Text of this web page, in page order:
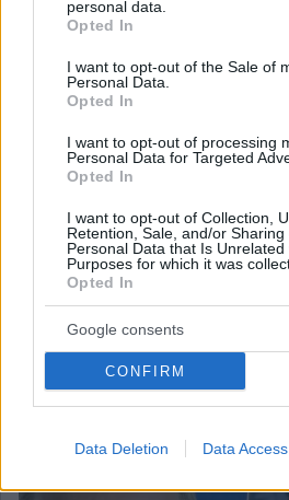
grant or deny consent to Google
use your data for below specified
consent section.
personal data.
Opted In
I want to opt-out of the Sale of
Personal Data.
Opted In
I want to opt-out of processing
Personal Data for Targeted
Opted In
I want to opt-out of Collection,
Retention, Sale, and/or Sharing
Personal Data that Is Unrelated
Purposes for which it was
Opted In
Google consents
CONFIRM
Data Deletion Data Access
Marcia filo-russa da organizzare in